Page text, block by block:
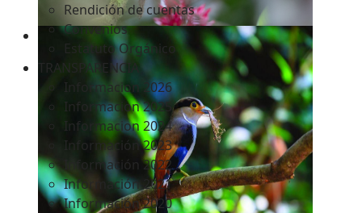
Rendición de cuentas
Convenios
Estatuto Orgánico
TRANSPARENCIA
Informacion 2026
Informacion 2025
Informacion 2024
Información 2023
Información 2022
Información 2021
Información 2020